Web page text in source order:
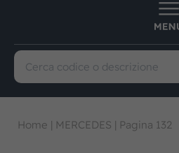
Home | MERCEDES | Pagina 132